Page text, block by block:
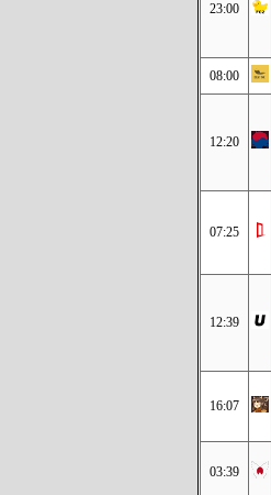
23:00
08:00
12:20
07:25
12:39
16:07
03:39